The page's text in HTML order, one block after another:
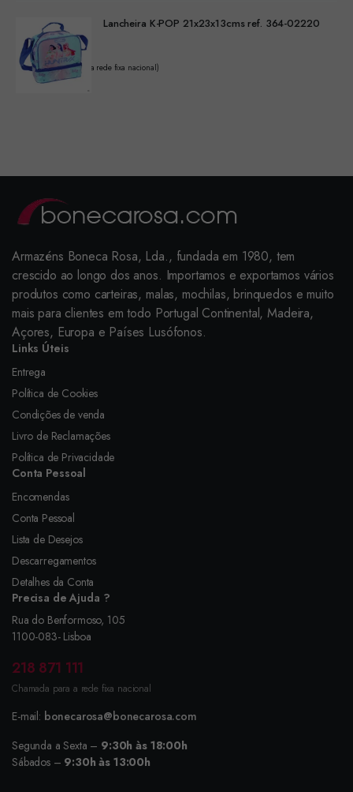
Lancheira K-POP 21x23x13cms ref. 364-02220
(Chamada para a rede fixa nacional)
Armazéns Boneca Rosa, Lda., fundada em 1980, tem
crescido ao longo dos anos. Importamos e exportamos vários
produtos como carteiras, malas, mochilas, brinquedos e muito
mais para clientes em todo Portugal Continental, Madeira,
Açores, Europa e Países Lusófonos.
Links Úteis
Entrega
Política de Cookies
Condições de venda
Livro de Reclamações
Política de Privacidade
Conta Pessoal
Encomendas
Conta Pessoal
Lista de Desejos
Descarregamentos
Detalhes da Conta
Precisa de Ajuda ?
Rua do Benformoso, 105
1100-083- Lisboa
218 871 111
Chamada para a rede fixa nacional
E-mail: bonecarosa@bonecarosa.com
Segunda a Sexta – 9:30h às 18:00h
Sábados – 9:30h às 13:00h